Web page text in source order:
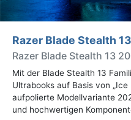
Razer Blade Stealth
Razer Blade Stealth 13
Mit der Blade Stealth 13
Ultrabooks auf Basis von
aufpolierte Modellvariante
und hochwertigen